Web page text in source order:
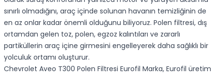
sınırlı olmadığını, araç içinde solunan havanın temizliğinin de
en az onlar kadar önemli olduğunu biliyoruz. Polen filtresi, dış
ortamdan gelen toz, polen, egzoz kalıntıları ve zararlı
partiküllerin araç içine girmesini engelleyerek daha sağlıklı bir
yolculuk ortamı oluşturur.
Chevrolet Aveo T300 Polen Filtresi Eurofil Marka, Eurofil üretim